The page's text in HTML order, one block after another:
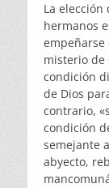
La
hermanos
empeñarse
misterio de
condición
de Dios
contrario,
condición
semejante
abyecto,